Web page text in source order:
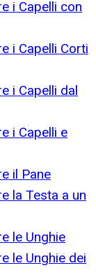
i Capelli con
i Capelli Corti
i Capelli dal
i Capelli e
il Pane
la Testa a un
le Unghie
le Unghie dei